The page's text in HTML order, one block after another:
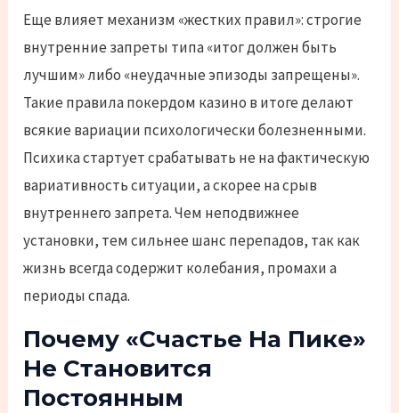
Еще влияет механизм «жестких правил»: строгие
внутренние запреты типа «итог должен быть
лучшим» либо «неудачные эпизоды запрещены».
Такие правила покердом казино в итоге делают
всякие вариации психологически болезненными.
Психика стартует срабатывать не на фактическую
вариативность ситуации, а скорее на срыв
внутреннего запрета. Чем неподвижнее
установки, тем сильнее шанс перепадов, так как
жизнь всегда содержит колебания, промахи а
периоды спада.
Почему «счастье На Пике»
Не Становится
Постоянным